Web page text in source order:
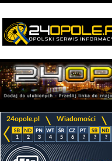
24opole.pl Wiadomości
1 2 3 4 5 6 ? ? ?